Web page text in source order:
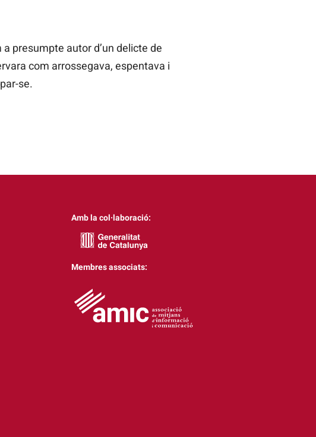
presumpte autor d’un delicte de
com arrossegava, espentava i
se.
Amb la col·laboració:
Membres associats: